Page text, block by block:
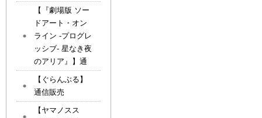
【『劇場版 ソー
ドアート・オン
ライン -プログレ
ッシブ- 星なき夜
のアリア』】通
【ぐらんぶる】
通信販売
【ヤマノスス